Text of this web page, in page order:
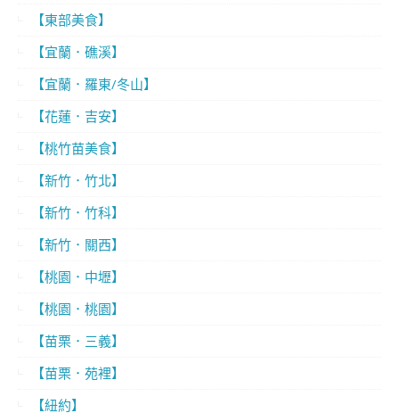
【東部美食】
【宜蘭．礁溪】
【宜蘭．羅東/冬山】
【花蓮．吉安】
【桃竹苗美食】
【新竹．竹北】
【新竹．竹科】
【新竹．關西】
【桃園．中壢】
【桃園．桃園】
【苗栗．三義】
【苗栗．苑裡】
【紐約】